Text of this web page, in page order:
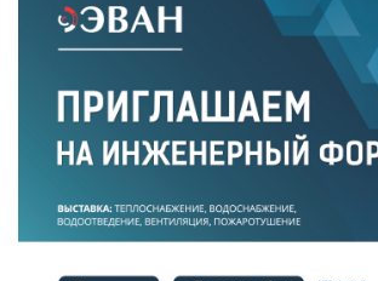
888-
555
Каталог